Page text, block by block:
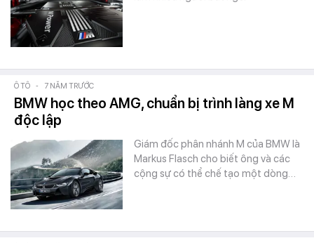
Ô TÔ - 7 NĂM TRƯỚC
BMW học theo AMG, chuẩn bị trình làng xe M
độc lập
Giám đốc phân nhánh M của BMW là
Markus Flasch cho biết ông và các
cộng sự có thể chế tạo một dòng…